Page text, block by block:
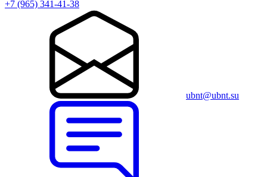
+7 (965) 341-41-38
ubnt@ubnt.su